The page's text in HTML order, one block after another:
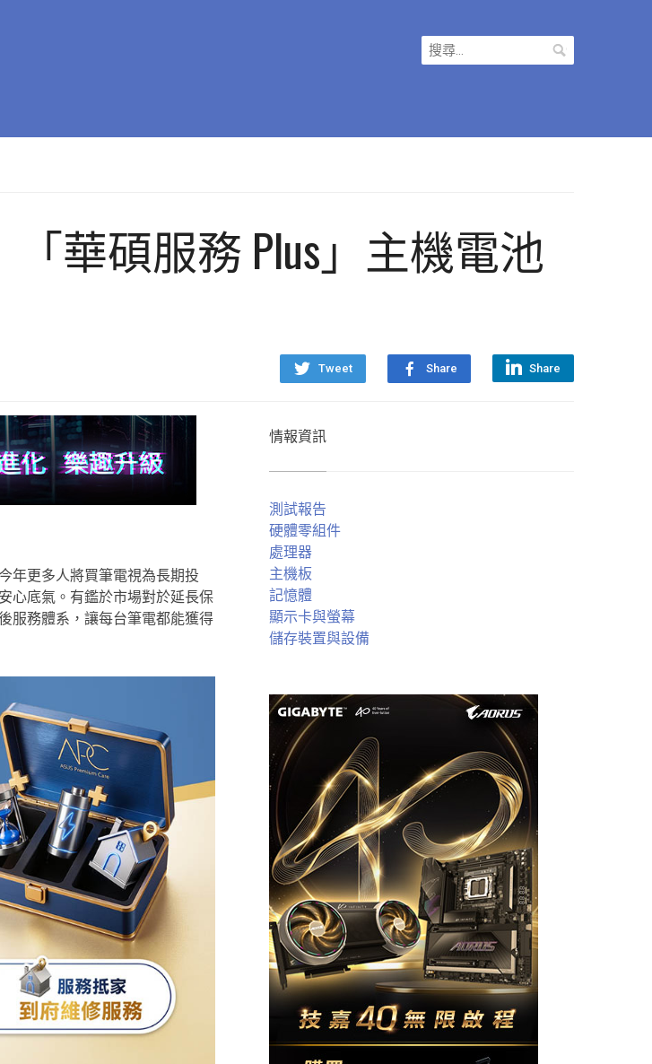
搜
尋
華碩服務 Plus」主機電池
Tweet Share Share
年更多人將買筆電視為長期投
心底氣。有鑑於市場對於延長保
服務體系，讓每台筆電都能獲得
情報資訊
測試報告
硬體零組件
處理器
主機板
記憶體
顯示卡與螢幕
儲存裝置與設備